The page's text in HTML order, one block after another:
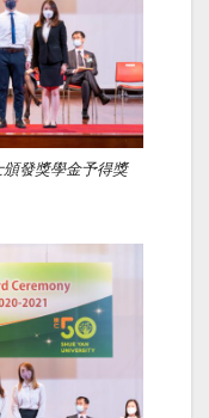
發獎學金予得獎